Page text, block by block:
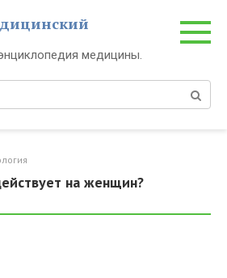
медицины.
на женщин?